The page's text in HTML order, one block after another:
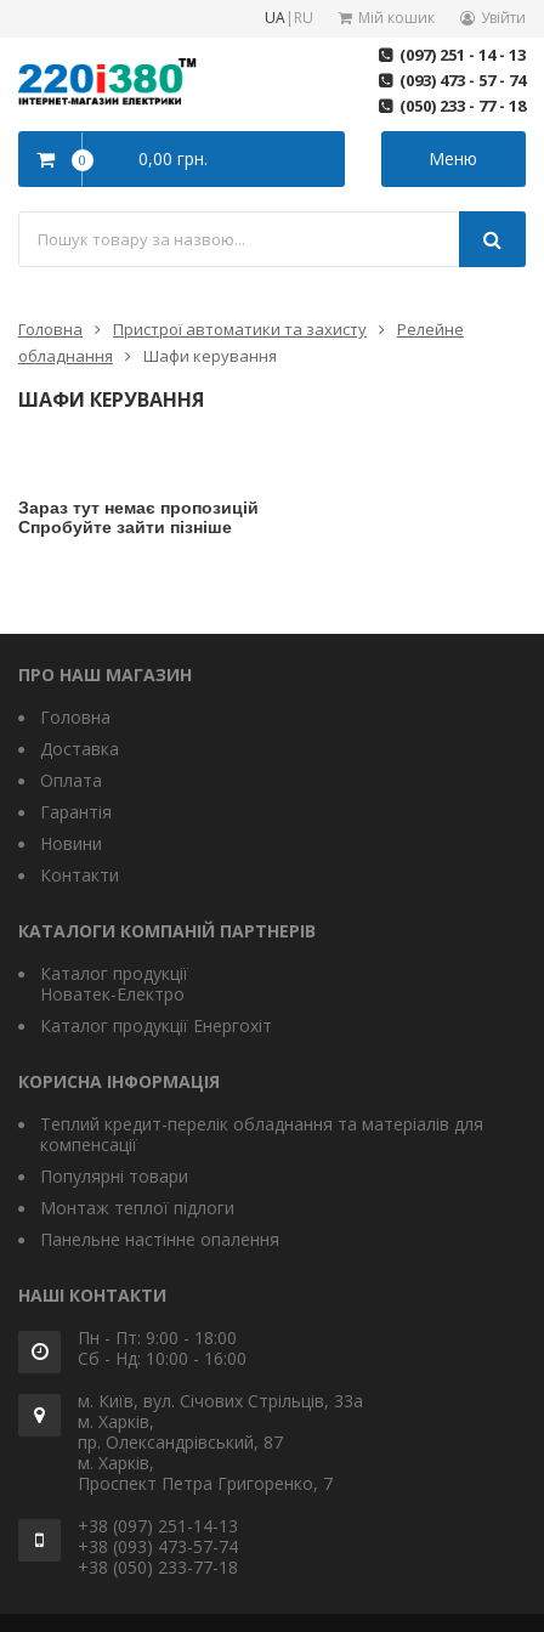
UA| RU Мій кошик Увійти
(097) 251 - 14 - 13
(093) 473 - 57 - 74
(050) 233 - 77 - 18
Меню
0 0,00 грн.
Головна Пристрої автоматики та захисту
Релейне
обладнання
Шафи керування
ШАФИ КЕРУВАННЯ
Зараз тут немає пропозицій
Спробуйте зайти пізніше
ПРО НАШ МАГАЗИН
Головна
Доставка
Оплата
Гарантія
Новини
Контакти
КАТАЛОГИ КОМПАНІЙ ПАРТНЕРІВ
Каталог продукції
Новатек-Електро
Каталог продукції Енергохіт
КОРИСНА ІНФОРМАЦІЯ
Теплий кредит-перелік обладнання та матеріалів для
компенсації
Популярні товари
Монтаж теплої підлоги
Панельне настінне опалення
НАШІ КОНТАКТИ
Пн - Пт: 9:00 - 18:00
Сб - Нд: 10:00 - 16:00
м. Київ, вул. Січових Стрільців, 33а
м. Харків,
пр. Олександрівський, 87
м. Харків,
Проспект Петра Григоренко, 7
+38 (097) 251-14-13
+38 (093) 473-57-74
+38 (050) 233-77-18